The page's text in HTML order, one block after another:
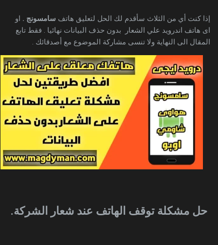
إذا كنت أي من الثلاث سأقدم لك الحل لتعليق هاتفسامسونج .او
اى هاتف اندرويد علي الشعار بدون حذف البيانات نهائيا . فقط تابع
المقال الى النهاية ولا تنسى مشاركة الموضوع مع أصدقائك .
حل مشكلة توقف الهاتف عند شعار الشركة.